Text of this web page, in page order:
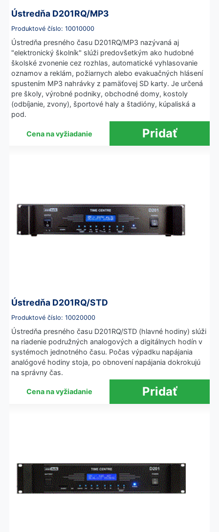
Ústredňa D201RQ/MP3
Produktové číslo: 10010000
Ústredňa presného času D201RQ/MP3 nazývaná aj
"elektronický školník" slúži predovšetkým ako hudobné
školské zvonenie cez rozhlas, automatické vyhlasovanie
oznamov a reklám, požiarnych alebo evakuačných hlásení
spustením MP3 nahrávky z pamäťovej SD karty. Je určená
pre školy, výrobné podniky, obchodné domy, kostoly
(odbíjanie, zvony), športové haly a štadióny, kúpaliská a
pod.
Cena na vyžiadanie
Ústredňa D201RQ/STD
Produktové číslo: 10020000
Ústredňa presného času D201RQ/STD (hlavné hodiny) slúži
na riadenie podružných analogových a digitálnych hodín v
systémoch jednotného času. Počas výpadku napájania
analógové hodiny stoja, po obnovení napájania dokrokujú
na správny čas.
Cena na vyžiadanie